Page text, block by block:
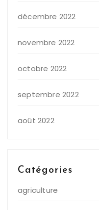
décembre 2022
novembre 2022
octobre 2022
septembre 2022
août 2022
Catégories
agriculture